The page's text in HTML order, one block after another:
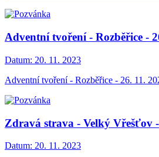
Adventní tvoření - Rozběřice -
Datum: 20. 11. 2023
Adventní tvoření - Rozběřice - 26. 11.
Zdravá strava - Velký Vřešťov
Datum: 20. 11. 2023